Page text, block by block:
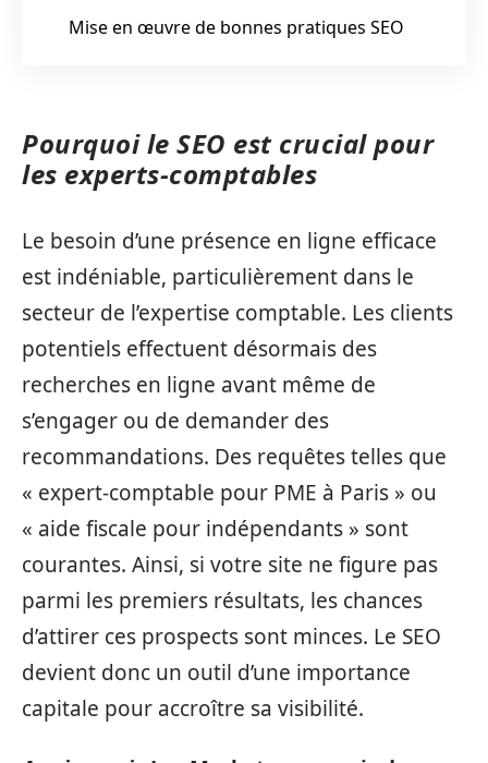
Mise en œuvre de bonnes pratiques SEO
Pourquoi le SEO est crucial pour
les experts-comptables
Le besoin d’une présence en ligne efficace
est indéniable, particulièrement dans le
secteur de l’expertise comptable. Les clients
potentiels effectuent désormais des
recherches en ligne avant même de
s’engager ou de demander des
recommandations. Des requêtes telles que
« expert-comptable pour PME à Paris » ou
« aide fiscale pour indépendants » sont
courantes. Ainsi, si votre site ne figure pas
parmi les premiers résultats, les chances
d’attirer ces prospects sont minces. Le SEO
devient donc un outil d’une importance
capitale pour accroître sa visibilité.